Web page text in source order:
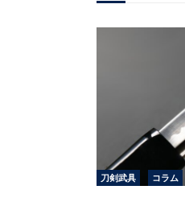
刀剣武具 コラム